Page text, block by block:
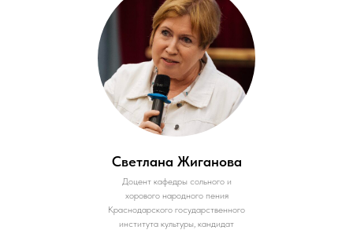
Светлана Жиганова
Доцент кафедры сольного и
хорового народного пения
Краснодарского государственного
института культуры, кандидат